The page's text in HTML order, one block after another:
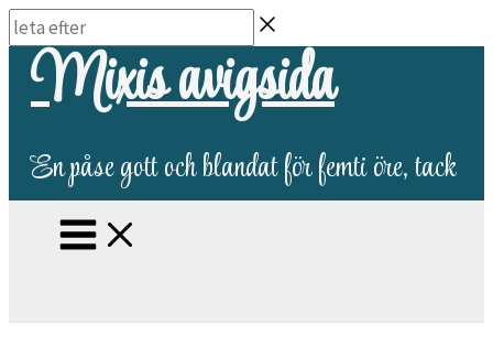
Hoppa
till
innehåll
leta
efterMixis avigsida
En påse gott och blandat för femti öre, tack